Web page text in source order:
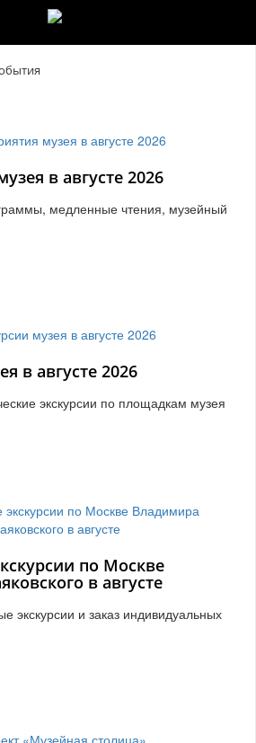
в августе 2026
медленные чтения, музейный
в августе 2026
экскурсии по площадкам музея
по Москве
в августе
экскурсии и заказ индивидуальных